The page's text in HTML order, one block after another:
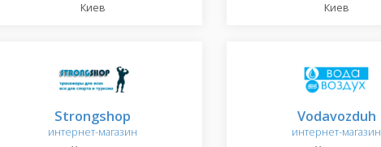
Киев
Киев
Strongshop
интернет-магазин
Vodavozduh
интернет-магазин